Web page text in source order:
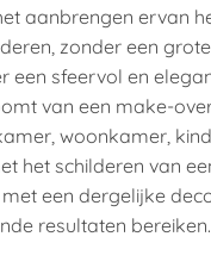
aanbrengen ervan
zonder een grote
een sfeervol en
van een make-
woonkamer,
het schilderen van
een dergelijke
resultaten bereiken.